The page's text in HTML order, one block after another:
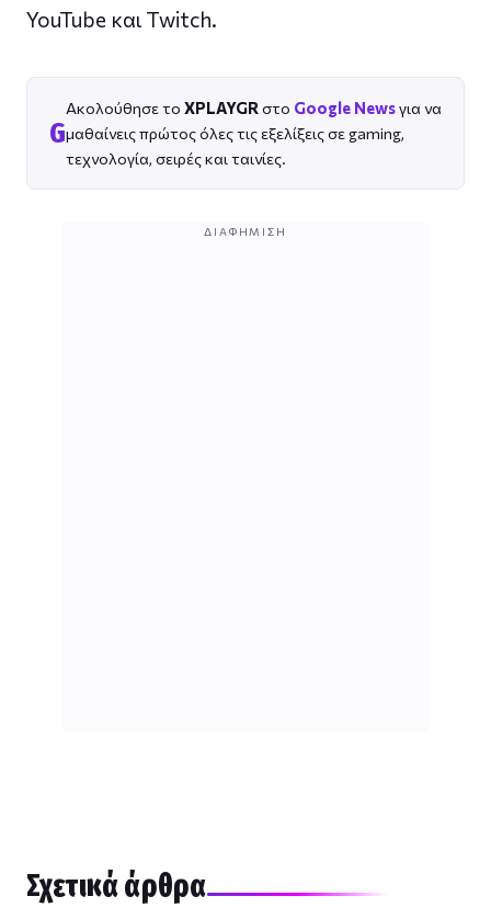
YouTube και Twitch.
G
Ακολούθησε το XPLAYGR στο Google Newsγια να
μαθαίνεις πρώτος όλες τις εξελίξεις σε gaming,
τεχνολογία, σειρές και ταινίες.
ΔΙΑΦΉΜΙΣΗ
Σχετικά άρθρα